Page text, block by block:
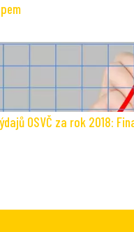
OSVČ za rok 2018: